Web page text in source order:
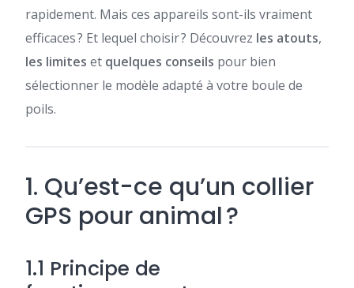
rapidement. Mais ces appareils sont-ils vraiment
efficaces ? Et lequel choisir ? Découvrez les atouts,
les limites et quelques conseils pour bien
sélectionner le modèle adapté à votre boule de
poils.
1. Qu’est-ce qu’un collier
GPS pour animal ?
1.1 Principe de